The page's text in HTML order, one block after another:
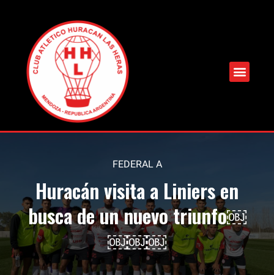
FEDERAL A
Huracán visita a Liniers en
busca de un nuevo triunfo￼
￼￼￼